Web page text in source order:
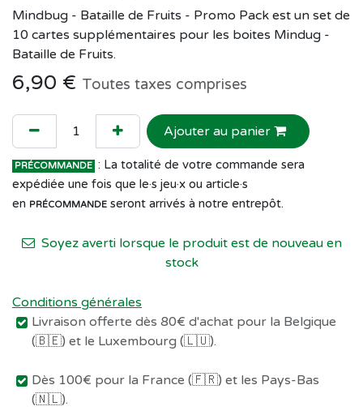
Mindbug - Bataille de Fruits - Promo Pack est un set de
10 cartes supplémentaires pour les boites Mindug -
Bataille de Fruits.
6,90 € Toutes taxes comprises
Ajouter au panier
PRÉCOMMANDE : La totalité de votre commande sera
expédiée une fois que le·s jeu·x ou article·s
en PRÉCOMMANDE seront arrivés à notre entrepôt.
Soyez averti lorsque le produit est de nouveau en
stock
Conditions générales
Livraison offerte dès 80€ d'achat pour la Belgique
(🇧🇪) et le Luxembourg (🇱🇺).
Dès 100€ pour la France (🇫🇷) et les Pays-Bas
(🇳🇱).